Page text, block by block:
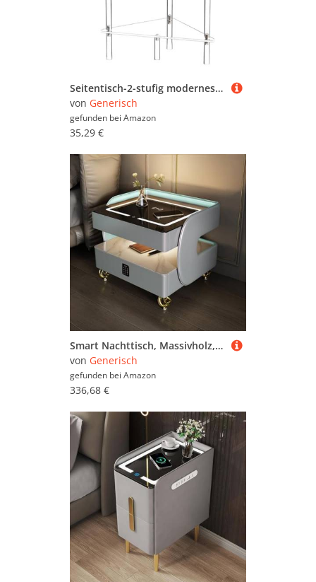
Seitentisch-2-stufig modernes Acryl-Nachttisch für kleine Räume dekorative Aufbewahrung, Design mit Mehreren Räumen, Lagerregal für Schlafzimmer, Ecke, Küche, Wohnzimmer, Badezimmer, Lo
von Generisch
gefunden bei Amazon
35,29 €
Smart Nachttisch, Massivholz, moderner multifunktionaler Nachttisch, intelligentes Design, werten Sie Ihr Schlafzimmer mit Komfort auf
von Generisch
gefunden bei Amazon
336,68 €